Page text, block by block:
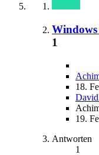
1
18.
19.
Antworten
1